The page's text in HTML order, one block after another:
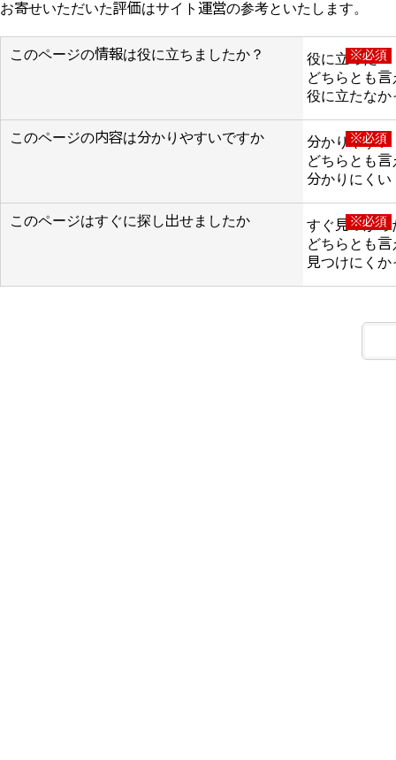
お寄せいただいた評価はサイト運営の参考といたします。
このページの情報は役に立ちましたか？ ※必須
役に立った
どちらとも言
役に立たなか
このページの内容は分かりやすいですか ※必須
分かりやすい
どちらとも言
分かりにくい
このページはすぐに探し出せましたか ※必須
すぐ見つかっ
どちらとも言
見つけにくか